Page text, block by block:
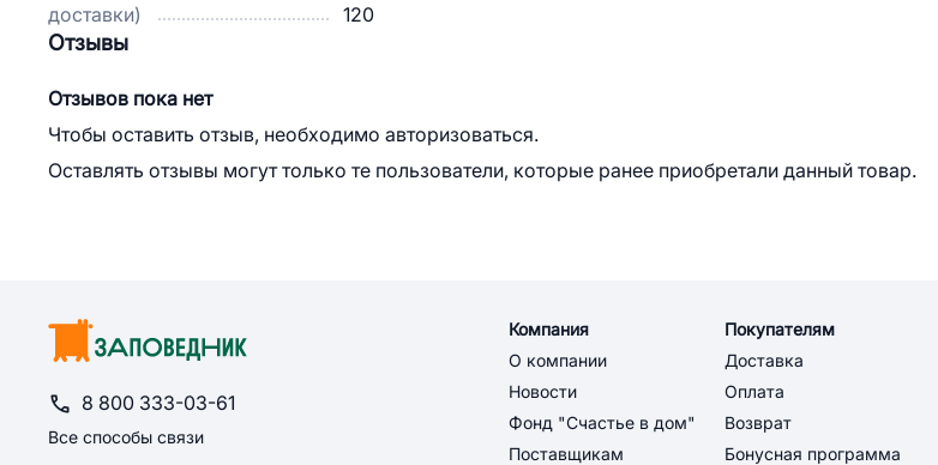
доставки)
120
Отзывы
Отзывов пока нет
Чтобы оставить отзыв, необходимо авторизоваться.
Оставлять отзывы могут только те пользователи, которые ранее приобретали данный товар.
8 800 333-03-61
Все способы связи
Компания
О компании
Новости
Фонд "Счастье в дом"
Поставщикам
Покупателям
Доставка
Оплата
Возврат
Бонусная программа